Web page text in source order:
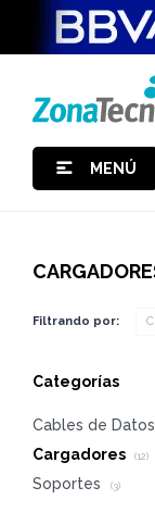
MENÚ
Filtrando por:
Categorías
Cables de Datos
Cargadores (12)
Soportes (3)